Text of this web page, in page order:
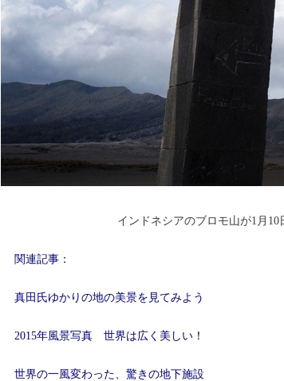
インドネシアのブロモ山が1月10
関連記事：
真田氏ゆかりの地の美景を見てみよう
2015年風景写真 世界は広く美しい！
世界の一風変わった、驚きの地下施設